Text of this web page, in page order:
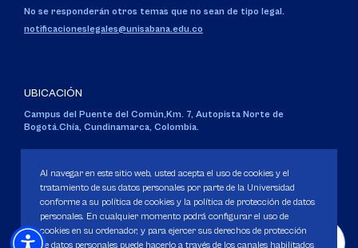
No se responderán otros temas que no sean de tipo legal.
notificacioneslegales@unisabana.edu.co
UBICACIÓN
Campus del Puente del Común,Km. 7, Autopista Norte de
Bogotá.Chía, Cundinamarca, Colombia.
Personería Jurídica:Resolución 130 del 14 de enero de 1980.
Ministerio de Educación Nacional.
Al navegar en este sitio web, usted acepta el uso de cookies y el
tratamiento de sus datos personales por parte de la Universidad
conforme a su política de cookies y la política de protección de datos
personales. En cualquier momento podrá configurar el uso de
cookies en su ordenador, y para ejercer sus derechos de protección
de datos personales puede hacerlo a través de los canales habilitados